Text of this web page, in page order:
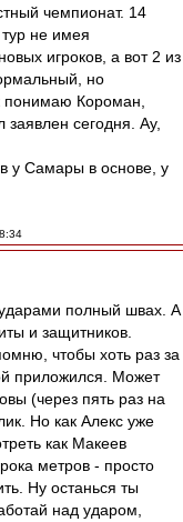
чемпионат. 14
не имея
игроков, а вот 2 из
но
понимаю Короман,
сегодня. Ау,
у Самары в основе, у
полный швах. А
и защитников.
чтобы хоть раз за
приложился. Может
(через пять раз на
Но как Алекс уже
как Макеев
метров - просто
Ну останься ты
над ударом,